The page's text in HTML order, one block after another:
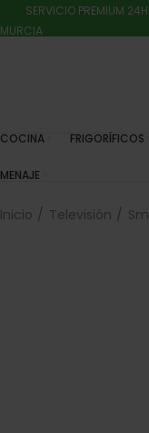
SERVICIO PREMIUM
MURCIA
COCINA FRIGORÍFICOS
MENAJE
Inicio Televisión